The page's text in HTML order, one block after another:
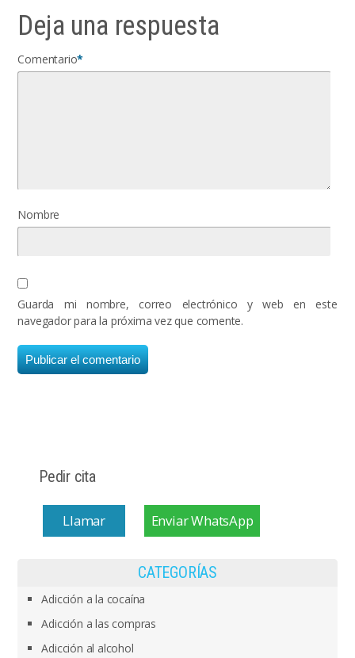
Deja una respuesta
Comentario*
Nombre
Guarda mi nombre, correo electrónico y web en este
navegador para la próxima vez que comente.
Pedir cita
Llamar Enviar WhatsApp
CATEGORÍAS
Adicción a la cocaína
Adicción a las compras
Adicción al alcohol